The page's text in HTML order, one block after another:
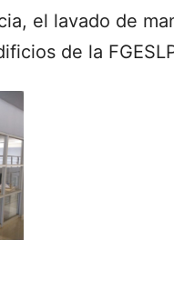
el lavado de
de la